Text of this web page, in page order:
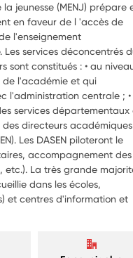
jeunesse (MENJ) prépare
en faveur de l 'accès de
l'enseignement
services déconcentrés
sont constitués : • au
de l'académie et qui
l'administration centrale ; •
services départementaux
des directeurs académiques
Les DASEN piloteront le
accompagnement des
etc.). La très grande
dans les écoles,
et centres d'information et